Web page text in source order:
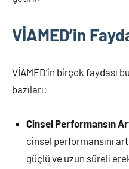
VİAMED’in
VİAMED’in birçok faydası
bazıları:
Cinsel Performansın
cinsel performansını
güçlü ve uzun süreli